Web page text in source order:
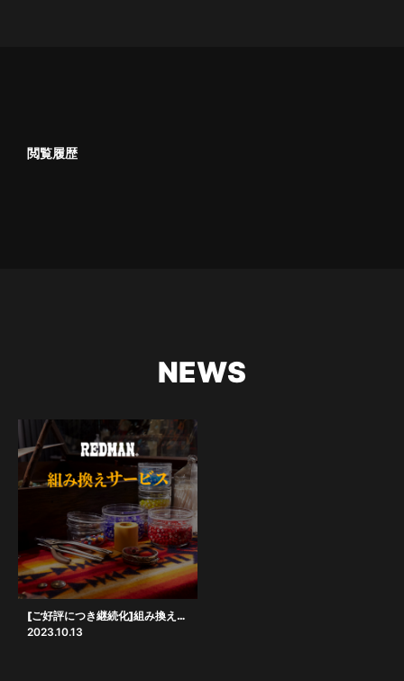
閲覧履歴
NEWS
[ご好評につき継続化]組み換えサービス
2023.10.13